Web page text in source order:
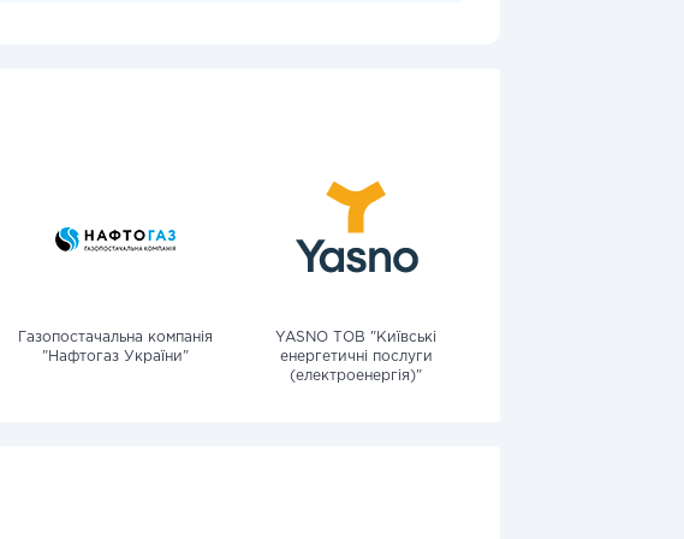
Газопостачальна компанія
"Нафтогаз України"
YASNO ТОВ "Київські
енергетичні послуги
(електроенергія)"